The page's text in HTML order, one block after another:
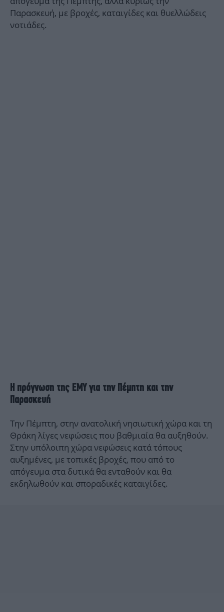
Παρασκευή, με βροχές, καταιγίδες και θυελλώδεις
νοτιάδες.
Η πρόγνωση της ΕΜΥ για την Πέμπτη και την
Παρασκευή
Την Πέμπτη, στην ανατολική νησιωτική χώρα και τη
Θράκη λίγες νεφώσεις που βαθμιαία θα αυξηθούν.
Στην υπόλοιπη χώρα νεφώσεις κατά τόπους
αυξημένες, με τοπικές βροχές, που από το
απόγευμα στα δυτικά θα ενταθούν και θα
εκδηλωθούν και σποραδικές καταιγίδες.